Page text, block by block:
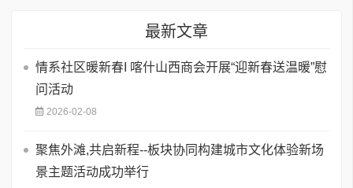
最新文章
情系社区暖新春I 喀什山西商会开展“迎新春送温暖”慰
问活动
2026-02-08
聚焦外滩,共启新程--板块协同构建城市文化体验新场
景主题活动成功举行